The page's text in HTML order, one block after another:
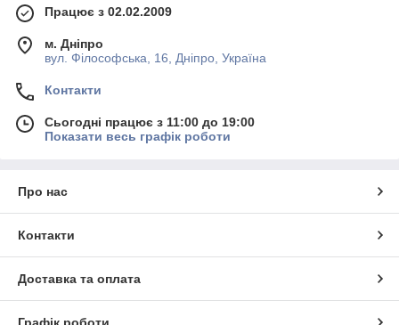
Працює з 02.02.2009
м. Дніпро
вул. Філософська, 16, Дніпро, Україна
Контакти
Сьогодні працює з 11:00 до 19:00
Показати весь графік роботи
Про нас
Контакти
Доставка та оплата